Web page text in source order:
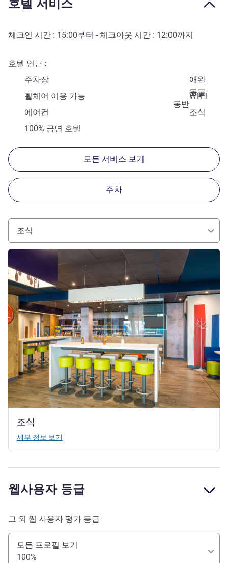
호텔 서비스
체크인 시간 : 15:00부터 - 체크아웃 시간 : 12:00까지
호텔 인근
주차장
애완
동물
동반
휠체어 이용 가능
Wi-Fi
에어컨
조식
100% 금연 호텔
모든 서비스 보기
주차
조식
조식
세부 정보 보기
세부 정보 보기
웹사용자 등급
그 외 웹 사용자 평가 등급
모든 프로필 보기
100%